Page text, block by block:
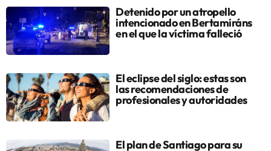
Detenido por un atropello
intencionado en Bertamiráns
en el que la víctima falleció
El eclipse del siglo: estas son
las recomendaciones de
profesionales y autoridades
El plan de Santiago para su